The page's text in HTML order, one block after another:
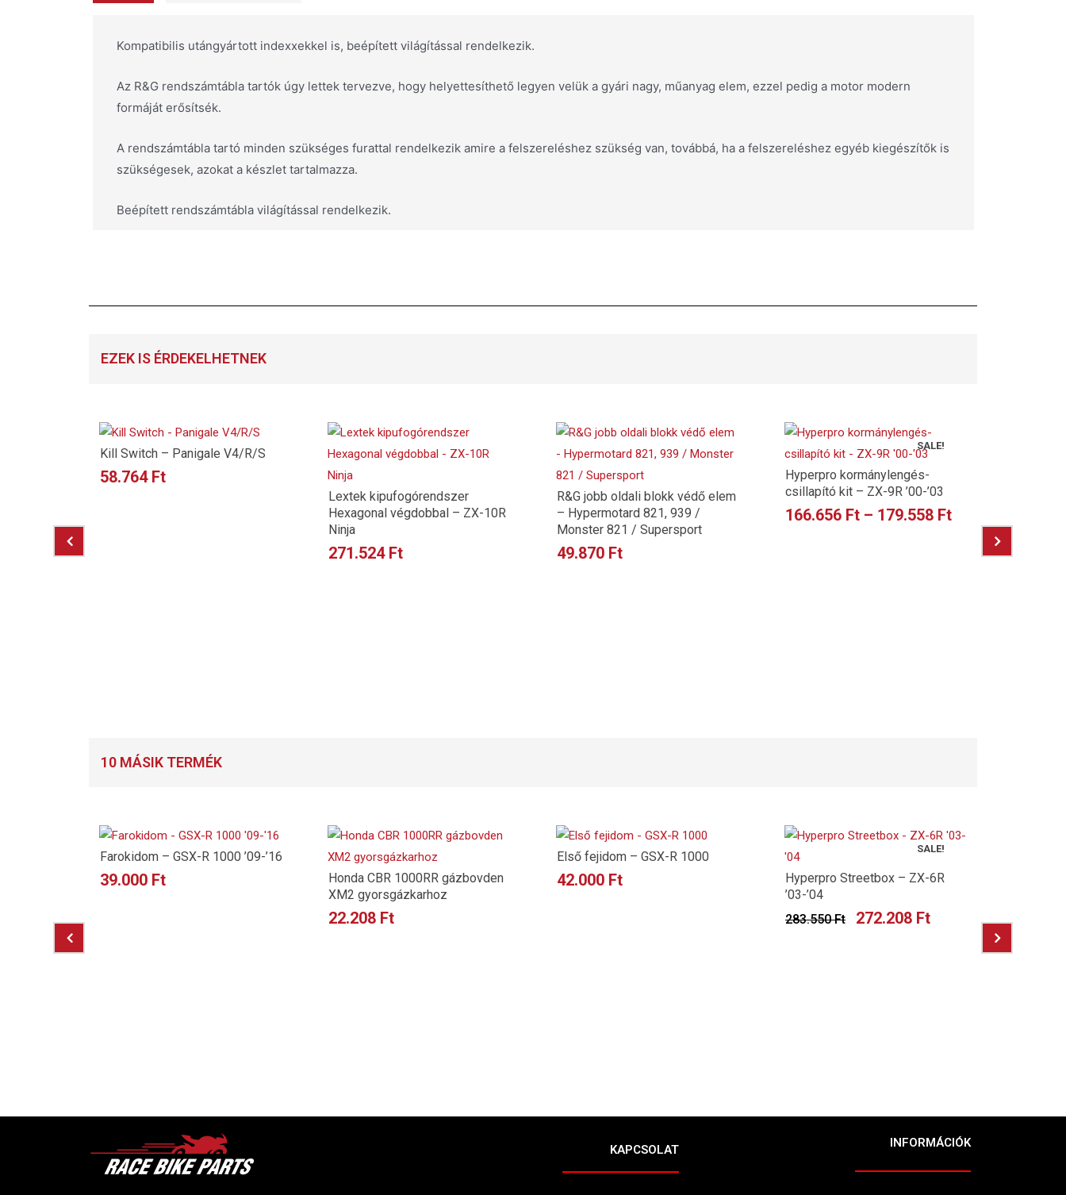
Kompatibilis utángyártott indexxekkel is, beépített világítással rendelkezik.
Az R&G rendszámtábla tartók úgy lettek tervezve, hogy helyettesíthető legyen velük a gyári nagy, műanyag elem, ezzel pedig a motor modern
formáját erősítsék.
A rendszámtábla tartó minden szükséges furattal rendelkezik amire a felszereléshez szükség van, továbbá, ha a felszereléshez egyéb kiegészítők is
szükségesek, azokat a készlet tartalmazza.
Beépített rendszámtábla világítással rendelkezik.
EZEK IS ÉRDEKELHETNEK
Kill Switch – Panigale V4/R/S
58.764 Ft
Lextek kipufogórendszer
Hexagonal végdobbal – ZX-10R
Ninja
271.524 Ft
R&G jobb oldali blokk védő elem
– Hypermotard 821, 939 /
Monster 821 / Supersport
49.870 Ft
SALE!
Hyperpro kormánylengés-
csillapító kit – ZX-9R ’00-’03
166.656 Ft – 179.558 Ft
10 MÁSIK TERMÉK
Farokidom – GSX-R 1000 ’09-’16
39.000 Ft
Honda CBR 1000RR gázbovden
XM2 gyorsgázkarhoz
22.208 Ft
Első fejidom – GSX-R 1000
42.000 Ft
SALE!
Hyperpro Streetbox – ZX-6R
’03-’04
283.550Ft 272.208 Ft
KAPCSOLAT INFORMÁCIÓK